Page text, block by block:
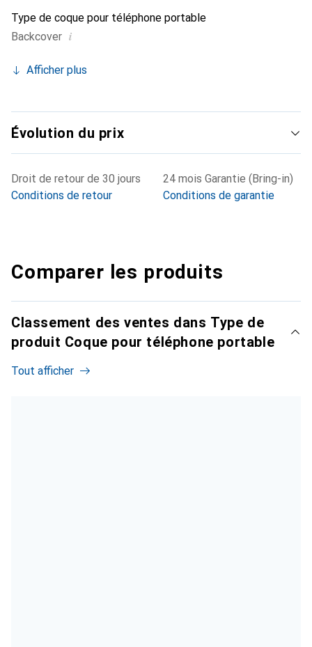
Type de coque pour téléphone portable
Backcover i
Afficher plus
Évolution du prix
Droit de retour de 30 jours
Conditions de retour
24 mois Garantie (Bring-in)
Conditions de garantie
Comparer les produits
Classement des ventes dans Type de
produit Coque pour téléphone portable
Tout afficher